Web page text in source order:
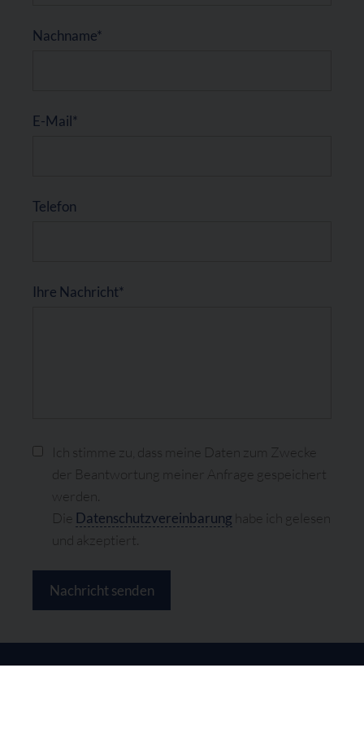
Nachname*
E-Mail*
Telefon
Ihre Nachricht*
Ich stimme zu, dass meine Daten zum Zwecke
der Beantwortung meiner Anfrage gespeichert
werden.
Die Datenschutzvereinbarung habe ich gelesen
und akzeptiert.
Nachricht senden